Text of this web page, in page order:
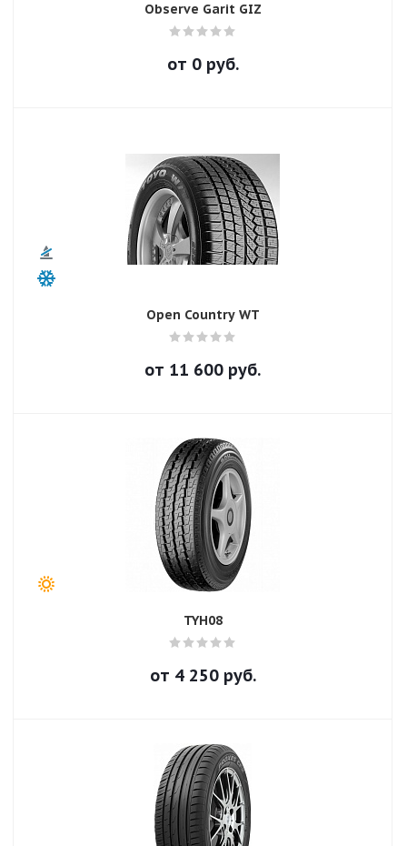
Observe Garit GIZ
от 0руб.
Open Country WT
от 11 600 руб.
TYH08
от 4 250руб.